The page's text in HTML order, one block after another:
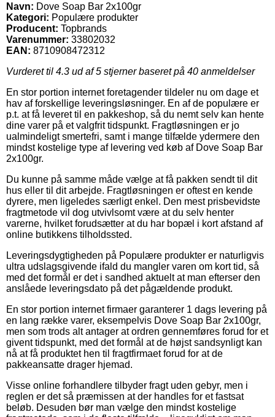
Navn: Dove Soap Bar 2x100gr
Kategori: Populære produkter
Producent: Topbrands
Varenummer: 33802032
EAN: 8710908472312
Vurderet til 4.3 ud af 5 stjerner baseret på 40 anmeldelser
En stor portion internet foretagender tildeler nu om dage et
hav af forskellige leveringsløsninger. En af de populære er
p.t. at få leveret til en pakkeshop, så du nemt selv kan hente
dine varer på et valgfrit tidspunkt. Fragtløsningen er jo
ualmindeligt smertefri, samt i mange tilfælde ydermere den
mindst kostelige type af levering ved køb af Dove Soap Bar
2x100gr.
Du kunne på samme måde vælge at få pakken sendt til dit
hus eller til dit arbejde. Fragtløsningen er oftest en kende
dyrere, men ligeledes særligt enkel. Den mest prisbevidste
fragtmetode vil dog utvivlsomt være at du selv henter
varerne, hvilket forudsætter at du har bopæl i kort afstand af
online butikkens tilholdssted.
Leveringsdygtigheden på Populære produkter er naturligvis
ultra udslagsgivende ifald du mangler varen om kort tid, så
med det formål er det i sandhed aktuelt at man efterser den
anslåede leveringsdato på det pågældende produkt.
En stor portion internet firmaer garanterer 1 dags levering på
en lang række varer, eksempelvis Dove Soap Bar 2x100gr,
men som trods alt antager at ordren gennemføres forud for et
givent tidspunkt, med det formål at de højst sandsynligt kan
nå at få produktet hen til fragtfirmaet forud for at de
pakkeansatte drager hjemad.
Visse online forhandlere tilbyder fragt uden gebyr, men i
reglen er det så præmissen at der handles for et fastsat
beløb. Desuden bør man vælge den mindst kostelige